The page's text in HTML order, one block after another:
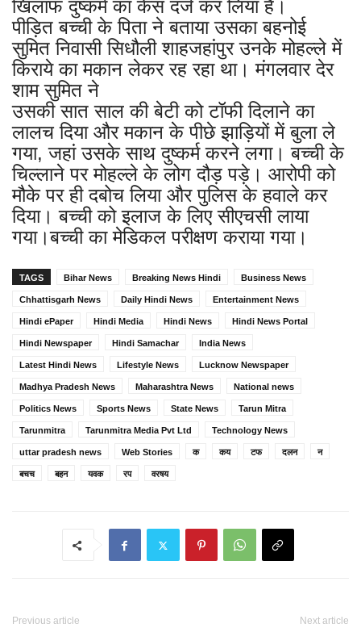
खिलाफ दुष्कर्म का केस दर्ज कर लिया है।
पीड़ित बच्ची के पिता ने बताया उसका बहनोई
सुमित निवासी सिधौली शाहजहांपुर उनके मोहल्ले में
किराये का मकान लेकर रह रहा था। मंगलवार देर
शाम सुमित ने
उसकी सात साल की बेटी को टॉफी दिलाने का
लालच दिया और मकान के पीछे झाड़ियों में बुला ले
गया, जहां उसके साथ दुष्कर्म करने लगा। बच्ची के
चिल्लाने पर मोहल्ले के लोग दौड़ पड़े। आरोपी को
मौके पर ही दबोच लिया और पुलिस के हवाले कर
दिया। बच्ची को इलाज के लिए सीएचसी लाया
गया।बच्ची का मेडिकल परीक्षण कराया गया।
TAGS Bihar News Breaking News Hindi Business News
Chhattisgarh News Daily Hindi News Entertainment News
Hindi ePaper Hindi Media Hindi News Hindi News Portal
Hindi Newspaper Hindi Samachar India News
Latest Hindi News Lifestyle News Lucknow Newspaper
Madhya Pradesh News Maharashtra News National news
Politics News Sports News State News Tarun Mitra
Tarunmitra Tarunmitra Media Pvt Ltd Technology News
uttar pradesh news Web Stories क कय टफ दलन न
बचच बहन यवक रप वरषय
Previous article Next article